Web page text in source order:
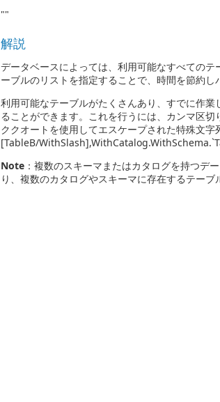
""
解説
データベースによっては、利用可能なすべての
ーブルのリストを指定することで、時間を節約し
利用可能なテーブルがたくさんあり、すでに作
ることができます。これを行うには、カンマ区
ククオートを使用してエスケープされた特殊文
[TableB/
Note ：複数のスキーマまたはカタログを持つデ
り、複数のカタログやスキーマに存在するテーブ